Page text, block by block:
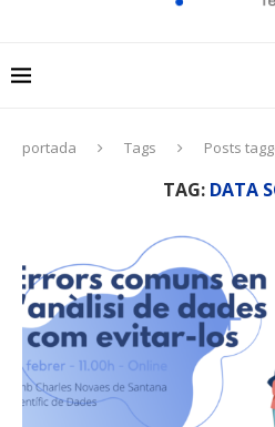
portada Tags Posts
TAG: DATA